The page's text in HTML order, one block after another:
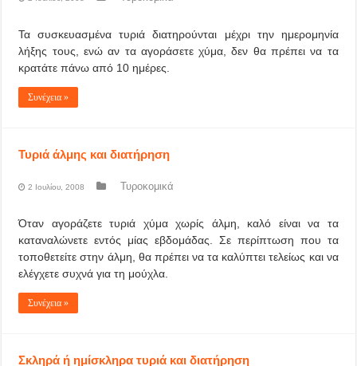
Τα συσκευασμένα τυριά διατηρούνται μέχρι την ημερομηνία
λήξης τους, ενώ αν τα αγοράσετε χύμα, δεν θα πρέπει να τα
κρατάτε πάνω από 10 ημέρες.
Συνέχεια »
Τυριά άλμης και διατήρηση
2 Ιουλίου, 2008 Τυροκομικά
Όταν αγοράζετε τυριά χύμα χωρίς άλμη, καλό είναι να τα
καταναλώνετε εντός μίας εβδομάδας. Σε περίπτωση που τα
τοποθετείτε στην άλμη, θα πρέπει να τα καλύπτει τελείως και να
ελέγχετε συχνά για τη μούχλα.
Συνέχεια »
Σκληρά ή ημίσκληρα τυριά και διατήρηση